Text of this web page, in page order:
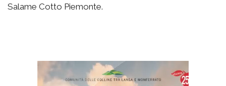
Salame Cotto Piemonte.